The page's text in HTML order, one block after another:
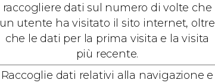
raccogliere dati sul numero di volte che
un utente ha visitato il sito internet, oltre
che le dati per la prima visita e la visita
più recente.
Raccoglie dati relativi alla navigazione e